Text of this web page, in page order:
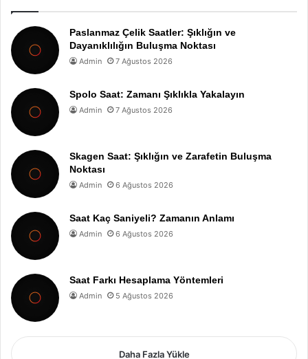
Paslanmaz Çelik Saatler: Şıklığın ve
Dayanıklılığın Buluşma Noktası
Admin 7 Ağustos 2026
Spolo Saat: Zamanı Şıklıkla Yakalayın
Admin 7 Ağustos 2026
Skagen Saat: Şıklığın ve Zarafetin Buluşma
Noktası
Admin 6 Ağustos 2026
Saat Kaç Saniyeli? Zamanın Anlamı
Admin 6 Ağustos 2026
Saat Farkı Hesaplama Yöntemleri
Admin 5 Ağustos 2026
Daha Fazla Yükle